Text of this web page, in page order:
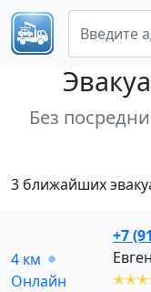
Без
3 ближайших
4 км
Онлайн
+7